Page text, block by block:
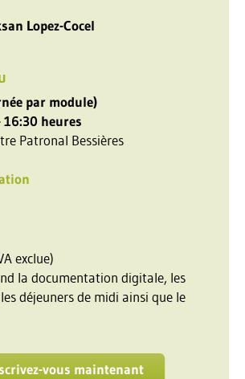
Lopez-Cocel
par module)
heures
Patronal Bessières
exclue)
la documentation digitale, les
déjeuners de midi ainsi que le
vous maintenant